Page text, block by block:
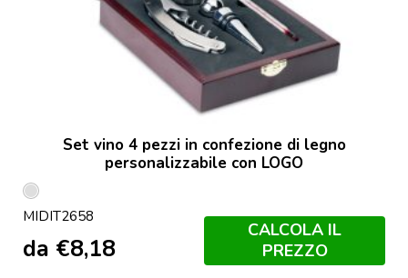
Set vino 4 pezzi in confezione di legno
personalizzabile con LOGO
Argento
MIDIT2658
da €8,18
CALCOLA IL
PREZZO